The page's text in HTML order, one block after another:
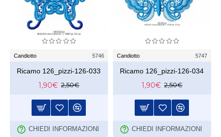
Candiotto 5746
Ricamo 126_pizzi-126-033
1,90€ 2,50€
CHIEDI INFORMAZIONI
Candiotto 5747
Ricamo 126_pizzi-126-034
1,90€ 2,50€
CHIEDI INFORMAZIONI